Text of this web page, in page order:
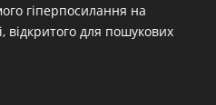
гіперпосилання на
відкритого для пошукових